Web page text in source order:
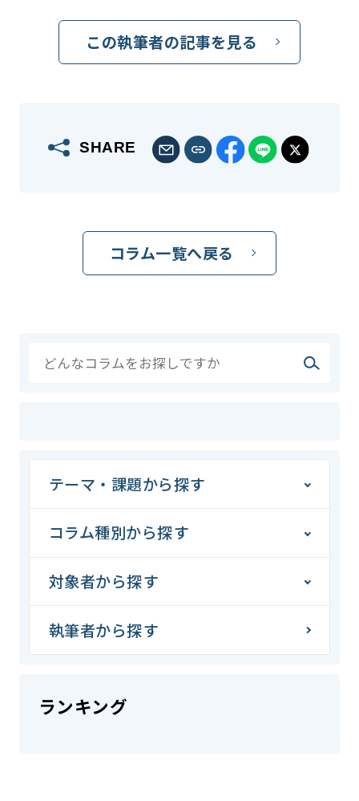
この執筆者の記事を見る
SHARE
コラム一覧へ戻る
テーマ・課題から探す
コラム種別から探す
対象者から探す
執筆者から探す
ランキング